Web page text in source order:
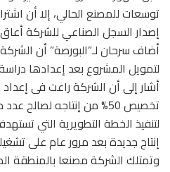
إصدار السجل الصناعي للشركة
أضاف سرحان لـ”البورصة” أن
لتمويل المشروع بعد إعدادها
أشار إلى أن الشركة راعت فى
تخصيص 50% من إنتاجه
لتنفيذ الخطة التطويرية التي
إنتاج جديدة بعد مرور عام على
وتمتلك الشركة مصنعا بالمنطقة